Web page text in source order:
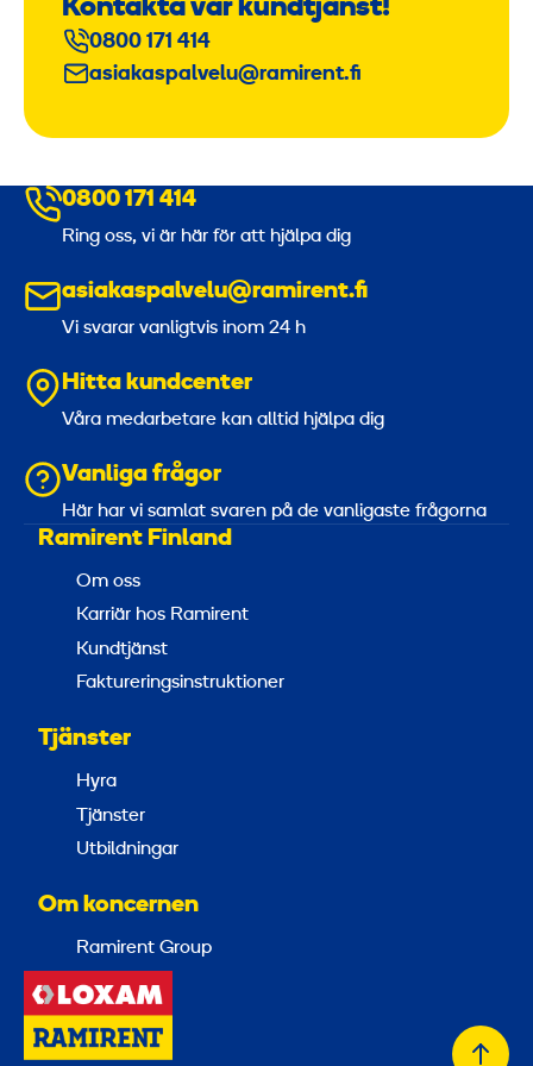
Kontakta vår kundtjänst!
0800 171 414
asiakaspalvelu@ramirent.fi
0800 171 414
Ring oss, vi är här för att hjälpa dig
asiakaspalvelu@ramirent.fi
Vi svarar vanligtvis inom 24 h
Hitta kundcenter
Våra medarbetare kan alltid hjälpa dig
Vanliga frågor
Här har vi samlat svaren på de vanligaste frågorna
Ramirent Finland
Om oss
Karriär hos Ramirent
Kundtjänst
Faktureringsinstruktioner
Tjänster
Hyra
Tjänster
Utbildningar
Om koncernen
Ramirent Group